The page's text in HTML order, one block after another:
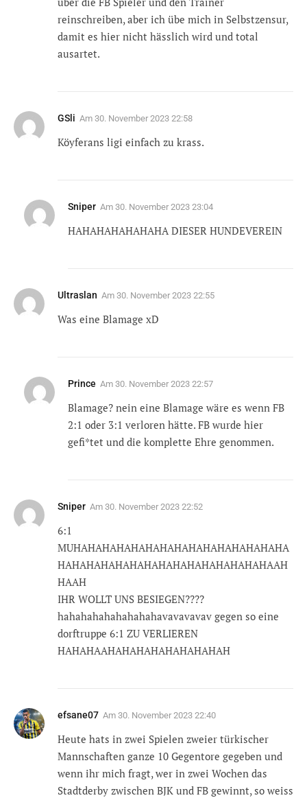
reinschreiben, aber ich übe mich in Selbstzensur,
damit es hier nicht hässlich wird und total
ausartet.
GSli Am 30. November 2023 22:58
Köyferans ligi einfach zu krass.
Sniper Am 30. November 2023 23:04
HAHAHAHAHAHAHA DIESER HUNDEVEREIN
Ultraslan Am 30. November 2023 22:55
Was eine Blamage xD
Prince Am 30. November 2023 22:57
Blamage? nein eine Blamage wäre es wenn FB
2:1 oder 3:1 verloren hätte. FB wurde hier
gefi*tet und die komplette Ehre genommen.
Sniper Am 30. November 2023 22:52
6:1
MUHAHAHAHAHAHAHAHAHAHAHAHAHAHAHA
HAHAHAHAHAHAHAHAHAHAHAHAHAHAHAAH
HAAH
IHR WOLLT UNS BESIEGEN????
hahahahahahahahahavavavavav gegen so eine
dorftruppe 6:1 ZU VERLIEREN
HAHAHAAHAHAHAHAHAHAHAHAH
efsane07 Am 30. November 2023 22:40
Heute hats in zwei Spielen zweier türkischer
Mannschaften ganze 10 Gegentore gegeben und
wenn ihr mich fragt, wer in zwei Wochen das
Stadtderby zwischen BJK und FB gewinnt, so weiss